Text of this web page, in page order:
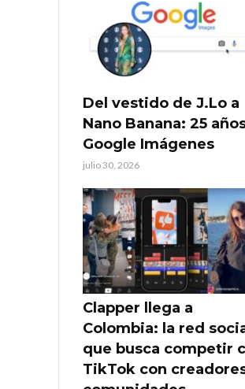
Del vestido de J.Lo a
Nano Banana: 25
Google Imágenes
julio 30, 2026
Clapper llega a
Colombia: la red
que busca competir
TikTok con